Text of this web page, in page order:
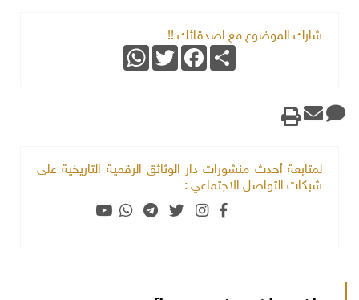
شارك الموضوع مع اصدقائك !!
Share
Facebook
Twitter
WhatsApp
لمتابعة أحدث منشورات دار الوثائق الرقمية التاريخية على
شبكات التواصل الاجتماعي :